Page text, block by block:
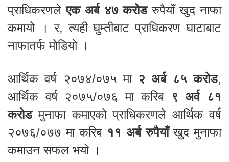
प्राधिकरणलेएक अर्ब ४७ करोडरुपैयाँ खुद नाफा
कमायो । र, त्यही घुम्तीबाट प्राधिकरण घाटाबाट
नाफातर्फ मोडियो ।
आर्थिक वर्ष २०७४/०७५ मा२ अर्ब ८५ करोड,
आर्थिक वर्ष २०७५/०७६ मा करिब
९ अर्व ८१
करोडमुनाफा कमाएको प्राधिकरणले आर्थिक वर्ष
२०७६/०७७ मा करिब ११ अर्ब रुपैयाँखुद मुनाफा
कमाउन सफल भयो ।